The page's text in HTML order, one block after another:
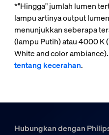
*"Hingga" jumlah lumen
lampu artinya output
menunjukkan seberapa
(lampu Putih) atau 4000 K
White and color ambiance).
tentang kecerahan.
Hubungkan dengan